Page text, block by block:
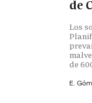
de
Los
de
E.